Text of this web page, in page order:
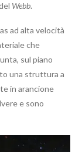
Webb.
ad alta velocità
che
sul piano
una struttura a
in arancione
e sono